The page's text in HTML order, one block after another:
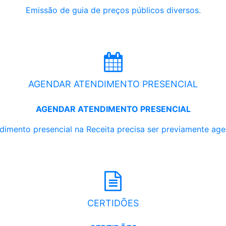
Emissão de guia de preços públicos diversos.
AGENDAR ATENDIMENTO PRESENCIAL
AGENDAR ATENDIMENTO PRESENCIAL
presencial na Receita precisa ser previamente
CERTIDÕES